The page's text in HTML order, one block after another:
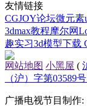
友情链接
CGJOY论坛微元素
3dmax教程摩尔网
趣实习3d模型下载
网站地图 小黑屋 (
（沪）字第03589
广播电视节目制作